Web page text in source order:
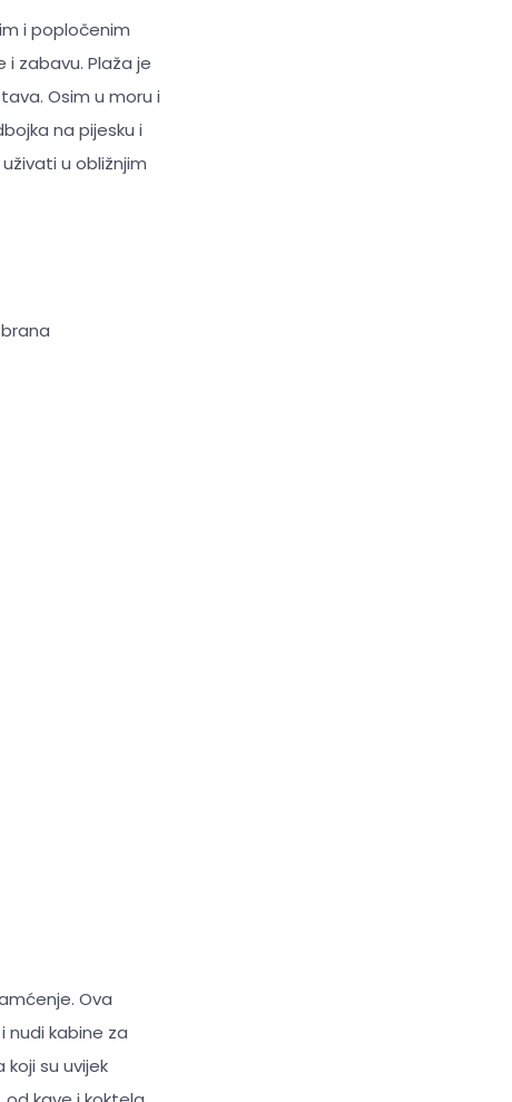
i popločenim
zabavu. Plaža je
Osim u moru i
na pijesku i
u obližnjim
Ova
i nudi kabine za
su uvijek